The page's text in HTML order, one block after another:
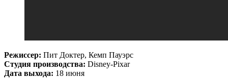
Режиссер: Пит Доктер, Кемп Пауэрс
Студия производства: Disney-Pixar
Дата выхода: 18 июня